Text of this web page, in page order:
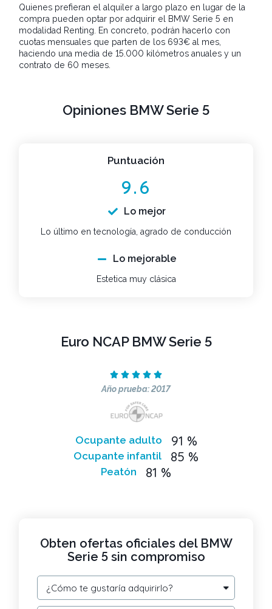
Quienes prefieran el alquiler a largo plazo en lugar de la
compra pueden optar por adquirir el BMW Serie 5 en
modalidad Renting. En concreto, podrán hacerlo con
cuotas mensuales que parten de los 693€ al mes,
haciendo una media de 15.000 kilómetros anuales y un
contrato de 60 meses.
Opiniones BMW Serie 5
Puntuación
9.6
Lo mejor
Lo último en tecnología, agrado de conducción
Lo mejorable
Estetica muy clásica
Euro NCAP BMW Serie 5
    
Año prueba: 2017
Ocupante adulto 91 %
Ocupante infantil 85 %
Peatón 81 %
Obten ofertas oficiales del BMW
Serie 5 sin compromiso